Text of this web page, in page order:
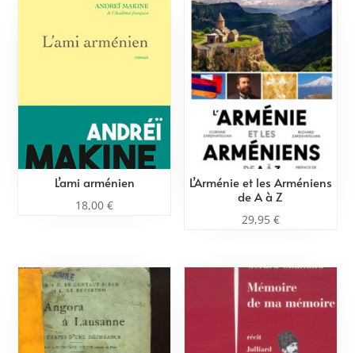
L’ami arménien
18,00€
L’Arménie et les Arméniens
de A à Z
29,95 €